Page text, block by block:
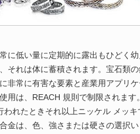
に低い量に定期的に露出もひどく
それは体に蓄積されます。宝石類
非常に有害な要素と産業用アプリ
用は、REACH 規則で制限されま
れたときそれ以上ニッケル メッ
金は、色、強さまたは硬さの選択